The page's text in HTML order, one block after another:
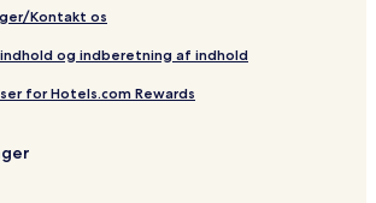
Kontakt os
og indberetning af indhold
for Hotels.com Rewards